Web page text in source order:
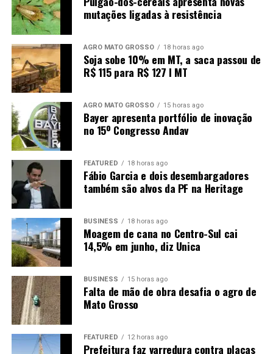
maneira, o sistema precisa registrar uma redução
significativa da pressão central em cerca de 24 horas.
O fenômeno costuma ocorrer quando massas de ar frio
encontram áreas de ar mais quente, criando condições
favoráveis para uma rápida intensificação do sistema.
Frio deve avançar após passagem
do ciclone
Depois da atuação do ciclone e da passagem da frente
fria, uma massa de ar frio deve provocar queda nas
temperaturas. A previsão indica que o frio deve se
intensificar na Região Sul a partir de domingo (9) e
avançar para áreas do Centro-Oeste e Sudeste nos dias
seguintes.
A orientação é que moradores acompanhem as
atualizações dos órgãos de meteorologia, já que
mudanças na rota e na força do ciclone podem alterar
os efeitos previstos.
mutações ligadas à resistência
AGRO MATO GROSSO 18 horas ago
Soja sobe 10% em MT, a saca passou de
R$ 115 para R$ 127 I MT
AGRO MATO GROSSO 15 horas ago
Bayer apresenta portfólio de inovação
no 15º Congresso Andav
FEATURED 18 horas ago
Fábio Garcia e dois desembargadores
também são alvos da PF na Heritage
BUSINESS 18 horas ago
Moagem de cana no Centro-Sul cai
14,5% em junho, diz Unica
BUSINESS 15 horas ago
Falta de mão de obra desafia o agro de
Mato Grosso
FEATURED 12 horas ago
Prefeitura faz varredura contra placas